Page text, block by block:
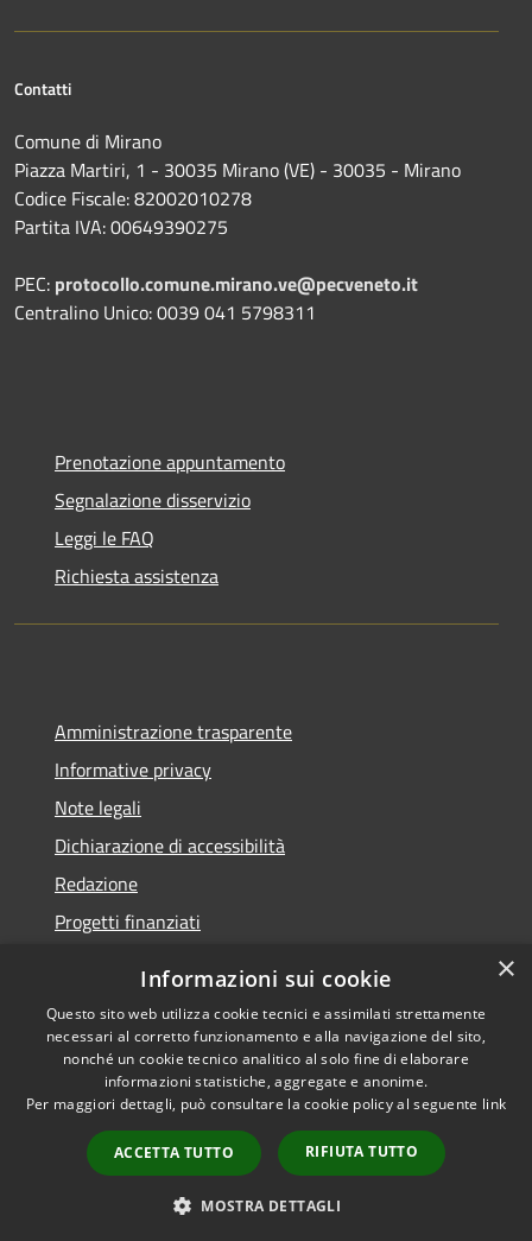
Contatti
Comune di Mirano
Piazza Martiri, 1 - 30035 Mirano (VE) - 30035 - Mirano
Codice Fiscale: 82002010278
Partita IVA: 00649390275
PEC: protocollo.comune.mirano.ve@pecveneto.it
Centralino Unico: 0039 041 5798311
Prenotazione appuntamento
Segnalazione disservizio
Leggi le FAQ
Richiesta assistenza
Amministrazione trasparente
Informative privacy
Note legali
Dichiarazione di accessibilità
Redazione
Progetti finanziati
RSS
Accessibilità
Privacy
Mappa del sito
Dichiarazione di
accessibilità• Copyright ©
2021 • Comune di Mirano
• Powered by
Municipium•
Accesso
redazione
×
Informazioni sui cookie
Questo sito web utilizza cookie tecnici e assimilati strettamente
necessari al corretto funzionamento e alla navigazione del sito,
nonché un cookie tecnico analitico al solo fine di elaborare
informazioni statistiche, aggregate e anonime.
Per maggiori dettagli, può consultare la cookie policy al seguente link
ACCETTA TUTTO RIFIUTA TUTTO
MOSTRA DETTAGLI